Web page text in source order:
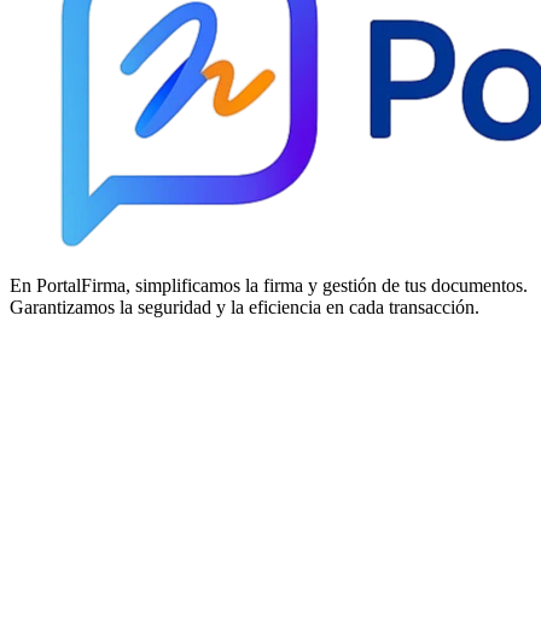
En PortalFirma, simplificamos la firma y gestión de tus documentos.
Garantizamos la seguridad y la eficiencia en cada transacción.